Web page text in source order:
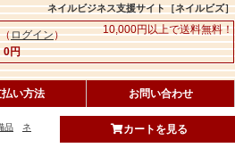
ネイルビジネス支援サイト［ネイルビズ］
ログイン）
0円
10,000円以上で送料無料！
払い方法 お問い合わせ
品
ネ
カートを見る